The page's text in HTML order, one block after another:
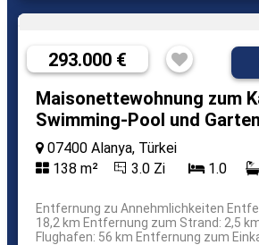
293.000 €
Maisonettewohnung zum
Swimming-Pool und Garten
07400 Alanya, Türkei
138 m²
3.0 Zi 1.0
Entfernung zu Annehmlichkeiten
18,2 km Entfernung zum Strand: 2,5
Flughafen: 56 km Entfernung zum